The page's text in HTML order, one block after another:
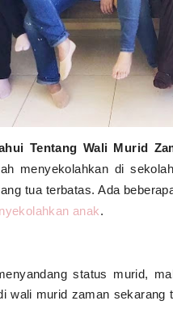
Tentang Wali Murid
menyekolahkan di
tua terbatas. Ada
anak.
status murid,
wali murid zaman